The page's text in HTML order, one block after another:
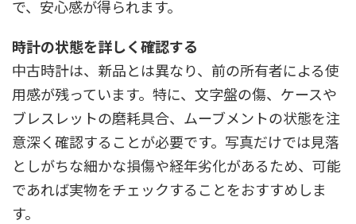
で、安心感が得られます。
時計の状態を詳しく確認する
中古時計は、新品とは異なり、前の所有者による使
用感が残っています。特に、文字盤の傷、ケースや
ブレスレットの磨耗具合、ムーブメントの状態を注
意深く確認することが必要です。写真だけでは見落
としがちな細かな損傷や経年劣化があるため、可能
であれば実物をチェックすることをおすすめしま
す。